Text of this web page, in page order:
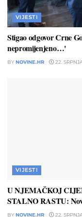
VIJESTI
Stigao odgovor Crne
nepromijenjeno…'
BY NOVINE.HR 22.
VIJESTI
U NJEMAČKOJ
STALNO RASTU:
BY NOVINE.HR 22.